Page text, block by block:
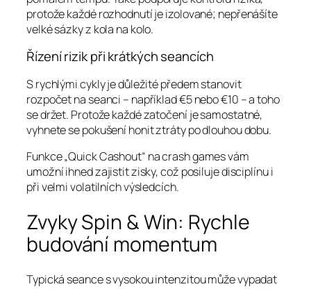
protože každé rozhodnutí je izolované; nepřenášíte
velké sázky z kola na kolo.
Řízení rizik při krátkých seancích
S rychlými cykly je důležité předem stanovit
rozpočet na seanci – například €5 nebo €10 – a toho
se držet. Protože každé zatočení je samostatné,
vyhnete se pokušení honit ztráty po dlouhou dobu.
Funkce „Quick Cashout“ na crash games vám
umožní ihned zajistit zisky, což posiluje disciplínu i
při velmi volatilních výsledcích.
Zvyky Spin & Win: Rychle
budování momentum
Typická seance s vysokou intenzitou může vypadat